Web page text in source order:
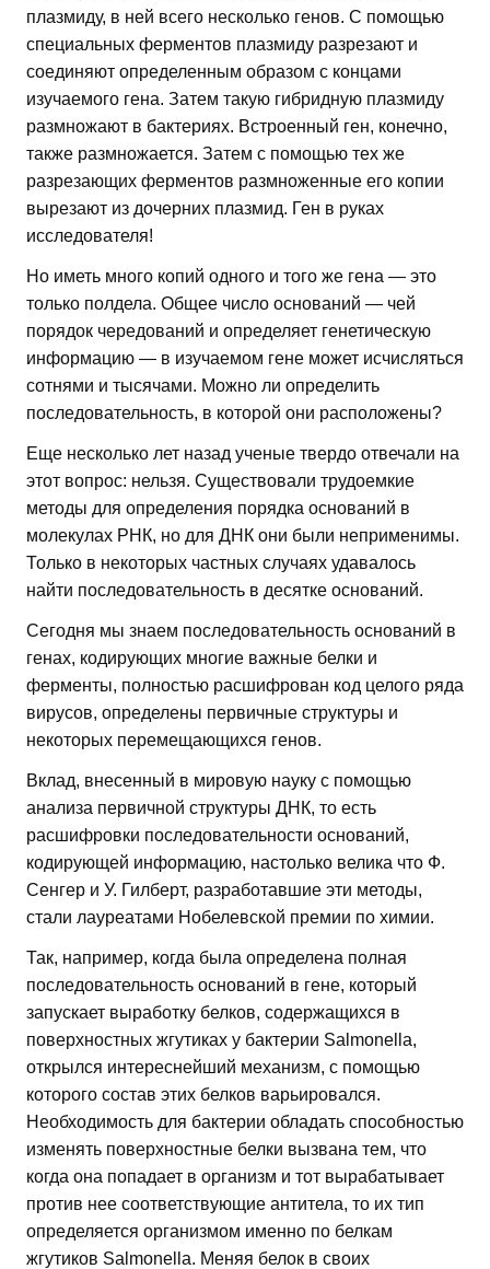
плазмиду, в ней всего несколько генов. С помощью
специальных ферментов плазмиду разрезают и
соединяют определенным образом с концами
изучаемого гена. Затем такую гибридную плазмиду
размножают в бактериях. Встроенный ген, конечно,
также размножается. Затем с помощью тех же
разрезающих ферментов размноженные его копии
вырезают из дочерних плазмид. Ген в руках
исследователя!
Но иметь много копий одного и того же гена — это
только полдела. Общее число оснований — чей
порядок чередований и определяет генетическую
информацию — в изучаемом гене может исчисляться
сотнями и тысячами. Можно ли определить
последовательность, в которой они расположены?
Еще несколько лет назад ученые твердо отвечали на
этот вопрос: нельзя. Существовали трудоемкие
методы для определения порядка оснований в
молекулах РНК, но для ДНК они были неприменимы.
Только в некоторых частных случаях удавалось
найти последовательность в десятке оснований.
Сегодня мы знаем последовательность оснований в
генах, кодирующих многие важные белки и
ферменты, полностью расшифрован код целого ряда
вирусов, определены первичные структуры и
некоторых перемещающихся генов.
Вклад, внесенный в мировую науку с помощью
анализа первичной структуры ДНК, то есть
расшифровки последовательности оснований,
кодирующей информацию, настолько велика что Ф.
Сенгер и У. Гилберт, разработавшие эти методы,
стали лауреатами Нобелевской премии по химии.
Так, например, когда была определена полная
последовательность оснований в гене, который
запускает выработку белков, содержащихся в
поверхностных жгутиках у бактерии Salmonella,
открылся интереснейший механизм, с помощью
которого состав этих белков варьировался.
Необходимость для бактерии обладать способностью
изменять поверхностные белки вызвана тем, что
когда она попадает в организм и тот вырабатывает
против нее соответствующие антитела, то их тип
определяется организмом именно по белкам
жгутиков Salmonella. Меняя белок в своих